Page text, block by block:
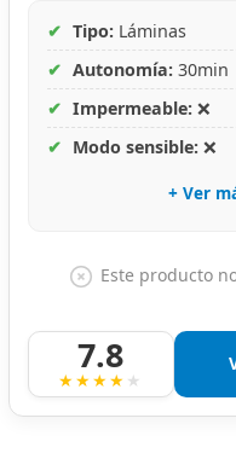
✔ Tipo: Láminas
✔ Autonomía: 30min
✔ Impermeable: ❌
✔ Modo sensible: ❌
+ Ver
Este producto
7.8